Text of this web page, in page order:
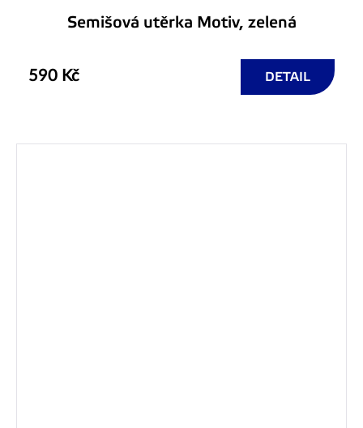
Semišová utěrka Motiv, zelená
590 Kč DETAIL